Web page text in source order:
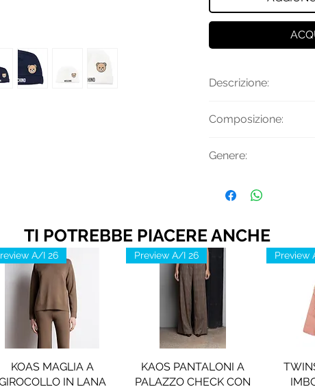
Descrizione:
Teddy Bear e risvolto.
Composizione:
Genere:
TI POTREBBE PIACERE ANCHE
A/I 26
KOAS MAGLIA A
IN LANA
Preview A/I 26
KAOS PANTALONI A
PALAZZO CHECK CON
Preview